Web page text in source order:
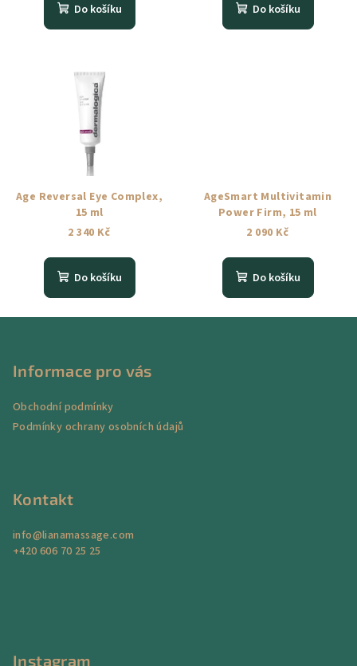
Do košíku Do košíku
Age Reversal Eye Complex,
15 ml
2 340 Kč
Do košíku
AgeSmart Multivitamin
Power Firm, 15 ml
2 090 Kč
Do košíku
Informace pro vás
Obchodní podmínky
Podmínky ochrany osobních údajů
Kontakt
info@lianamassage.com
+420 606 70 25 25
Instagram